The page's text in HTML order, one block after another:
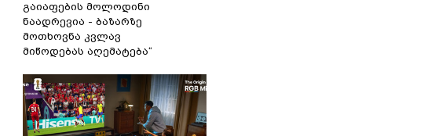
გაიაფების მოლოდინი
ნაადრევია - ბაზარზე
მოთხოვნა კვლავ
მიწოდებას აღემატება“